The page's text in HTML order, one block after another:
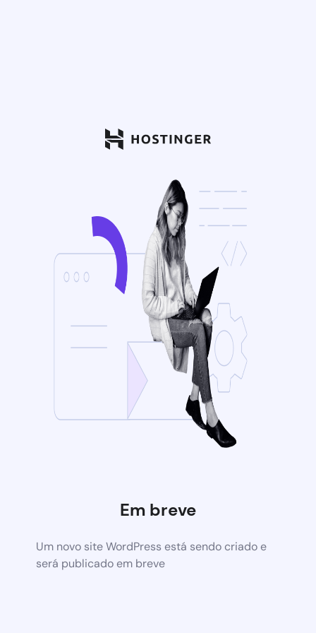
Em breve
Um novo site WordPress está sendo criado e
será publicado em breve